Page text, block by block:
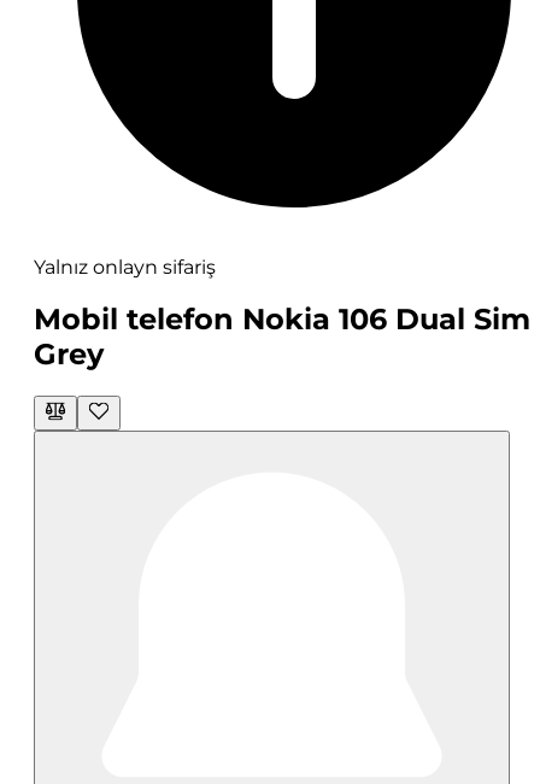
Yalnız onlayn sifariş
Mobil telefon Nokia 106 Dual Sim
Grey